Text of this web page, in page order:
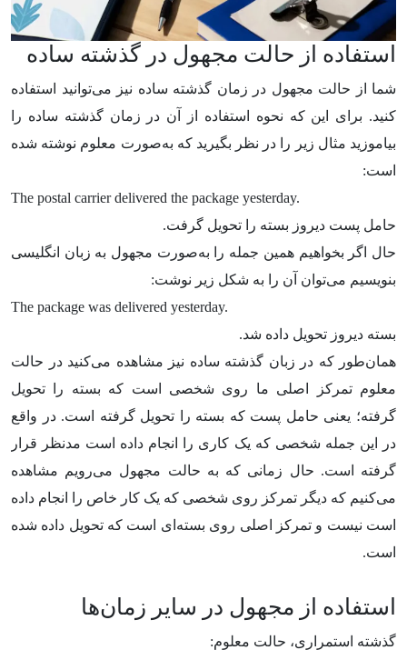
استفاده از حالت مجهول در گذشته ساده
شما از حالت مجهول در زمان گذشته ساده نیز می‌توانید استفاده
کنید. برای این که نحوه استفاده از آن در زمان گذشته ساده را
بیاموزید مثال زیر را در نظر بگیرید که به‌صورت معلوم نوشته شده
است:
The postal carrier delivered the package yesterday.
حامل پست دیروز بسته را تحویل گرفت.
حال اگر بخواهیم همین جمله را به‌صورت مجهول به زبان انگلیسی
بنویسیم می‌توان آن را به شکل زیر نوشت:
The package was delivered yesterday.
بسته دیروز تحویل داده شد.
همان‌طور که در زبان گذشته ساده نیز مشاهده می‌کنید در حالت
معلوم تمرکز اصلی ما روی شخصی است که بسته را تحویل
گرفته؛ یعنی حامل پست که بسته را تحویل گرفته است. در واقع
در این جمله شخصی که یک کاری را انجام داده است مدنظر قرار
گرفته است. حال زمانی که به حالت مجهول می‌رویم مشاهده
می‌کنیم که دیگر تمرکز روی شخصی که یک کار خاص را انجام داده
است نیست و تمرکز اصلی روی بسته‌ای است که تحویل داده شده
است.
استفاده از مجهول در سایر زمان‌ها
گذشته استمراری، حالت معلوم: